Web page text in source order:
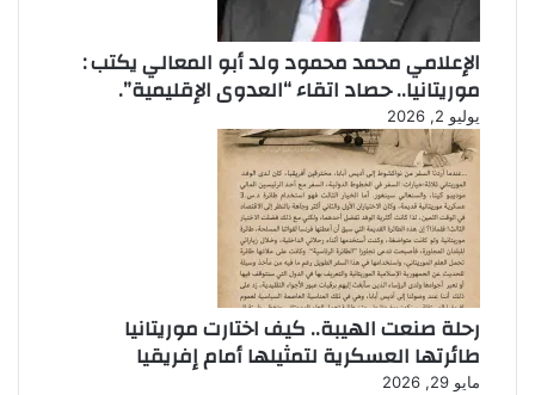
الإعلامي محمد محمود ولد أبو المعالي يكتب :
موريتانيا.. حصاد اتقاء “العدوى الإقليمية”.
يوليو 2, 2026
رحلة صنعت الهيبة.. كيف اختارت موريتانيا
طائرتها العسكرية لتمثيلها أمام إفريقيا
مايو 29, 2026